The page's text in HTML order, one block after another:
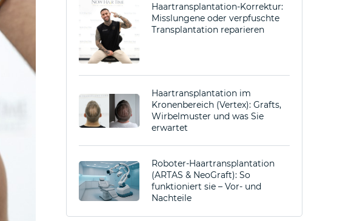
Haartransplantation-Korrektur:
Misslungene oder verpfuschte
Transplantation reparieren
Haartransplantation im
Kronenbereich (Vertex): Grafts,
Wirbelmuster und was Sie
erwartet
Roboter-Haartransplantation
(ARTAS & NeoGraft): So
funktioniert sie – Vor- und
Nachteile